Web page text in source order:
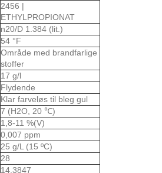
2456 |
ETHYLPROPIONAT
n20/D 1.384 (lit.)
54 °F
Område med brandfarlige
stoffer
17 g/l
Flydende
Klar farveløs til bleg gul
7 (H2O, 20 ℃)
1,8-11 %(V)
0,007 ppm
25 g/L (15 ºC)
28
14.3847